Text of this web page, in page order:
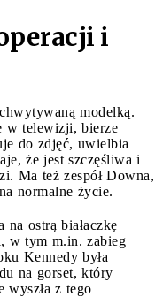
i
modelką.
w telewizji, bierze
do zdjęć, uwielbia
że jest szczęśliwa i
Ma też zespół Downa,
normalne życie.
ostrą białaczkę
w tym m.in. zabieg
Kennedy była
na gorset, który
wyszła z tego